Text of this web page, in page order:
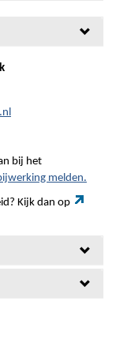
bij het
melden.
Kijk dan op